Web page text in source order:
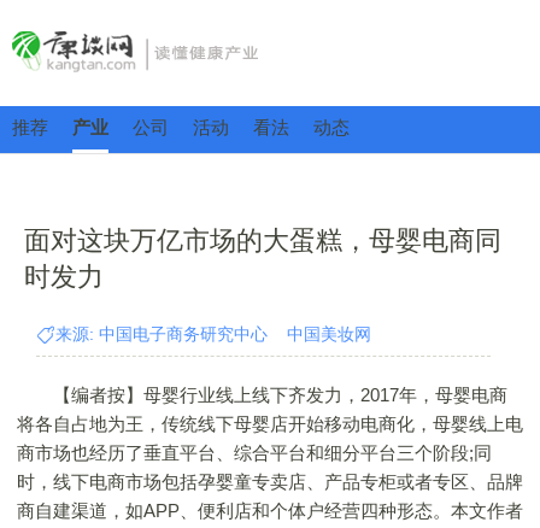
推荐 产业 公司 活动 看法 动态
面对这块万亿市场的大蛋糕，母婴电商同
时发力
来源: 中国电子商务研究中心 中国美妆网
【编者按】母婴行业线上线下齐发力，2017年，母婴电商
将各自占地为王，传统线下母婴店开始移动电商化，母婴线上电
商市场也经历了垂直平台、综合平台和细分平台三个阶段;同
时，线下电商市场包括孕婴童专卖店、产品专柜或者专区、品牌
商自建渠道，如APP、便利店和个体户经营四种形态。本文作者